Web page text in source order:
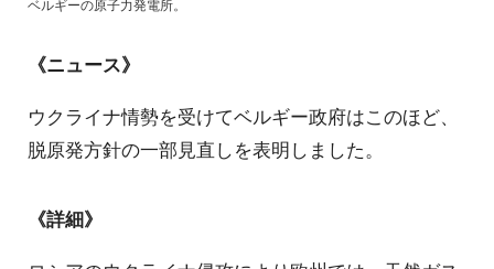
ベルギーの原子力発電所。
《ニュース》
ウクライナ情勢を受けてベルギー政府はこのほど、
脱原発方針の一部見直しを表明しました。
《詳細》